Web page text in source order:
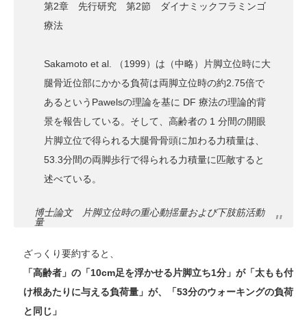
第2章 先行研究 第2節 ダイナミックフラミンゴ
療法
Sakamoto et al. （1999）は（中略）片脚立位時に大
腿骨近位部にかかる負荷は両脚立位時の約2.75倍で
あるというPawelsの理論を基に DF 療法の理論的背
景を報告している。そして、高齢者の 1 分間の開眼
片脚立位で得られる大腿骨骨頭に加わる力積量は、
53.3分間の両脚歩行で得られる力積量に匹敵すると
述べている。
博士論文 片脚立位時の重心動揺量および下肢筋活動
量
ざっくり要約すると、
「高齢者」の「10cm足を浮かせる片脚立ち1分」が「太もも付
け根あたりに与える負荷量」が、「53分のウォーキングの負荷
と同じ」